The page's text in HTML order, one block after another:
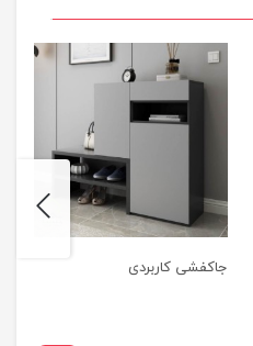
جاکفشی کاربردی